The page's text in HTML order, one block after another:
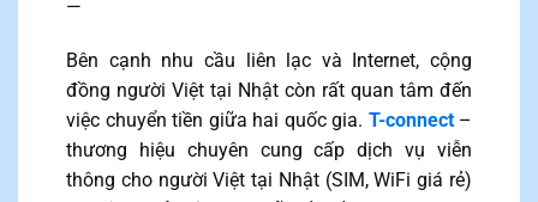
—
Bên cạnh nhu cầu liên lạc và Internet, cộng
đồng người Việt tại Nhật còn rất quan tâm đến
việc chuyển tiền giữa hai quốc gia. T-connect–
thương hiệu chuyên cung cấp dịch vụ viễn
thông cho người Việt tại Nhật (SIM, WiFi giá rẻ)